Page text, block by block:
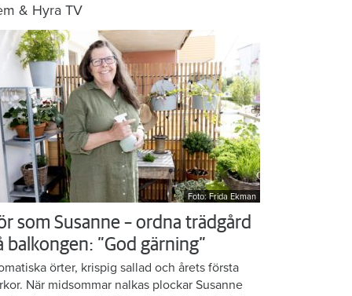
& Hyra TV
Foto: Frida Ekman
som Susanne – ordna trädgård
balkongen: ”God gärning”
örter, krispig sallad och årets första
När midsommar nalkas plockar Susanne